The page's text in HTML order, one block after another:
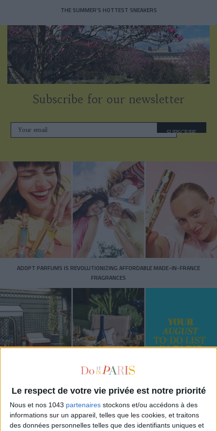
Le respect de votre vie privée est notre priorité
Nous et nos 1043 partenaires stockons et/ou accédons à des
informations sur un appareil, telles que les cookies, et traitons
des données personnelles telles que des identifiants uniques et
THE SUMMER’S HOTTEST SNEAKERS
Subscribe for our newsletter
SUBSCRIBE
ADOPT PARFUMS IS REVOLUTIONIZING AFFORDABLE MADE-IN-FRANCE
FRAGRANCES